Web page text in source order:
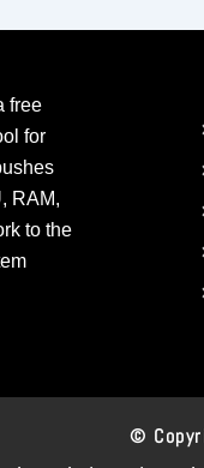
free
for
RAM,
to the
©